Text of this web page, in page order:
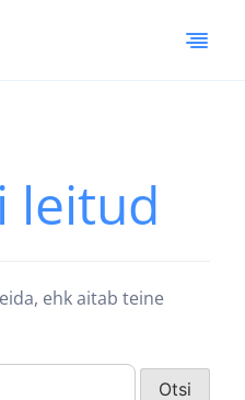
leitud
ehk aitab teine